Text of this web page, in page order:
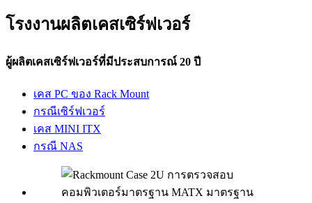
โรงงานผลิตเคสเซิร์ฟเวอร์
ผู้ผลิตเคสเซิร์ฟเวอร์ที่มีประสบการณ์ 20 ปี
เคส PC ของ Rack Mount
กรณีเซิร์ฟเวอร์
เคส MINI ITX
กรณี NAS